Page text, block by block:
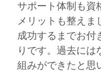
サポート体制も資
メリットも整えま
成功するまでお付
りです。過去には
組みができたと思